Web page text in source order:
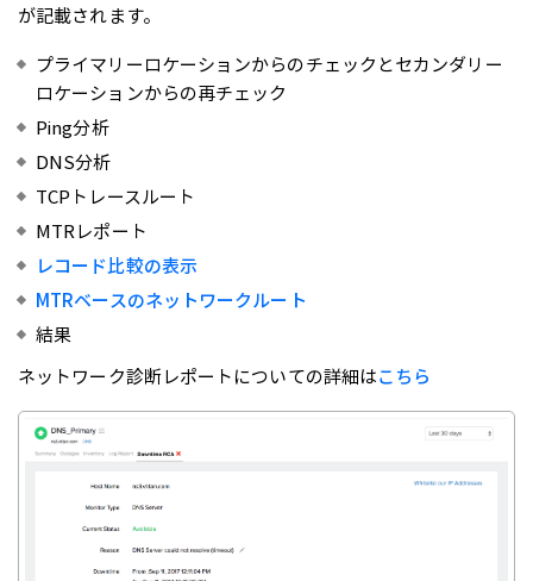
が記載されます。
プライマリーロケーションからのチェックとセカンダリー
ロケーションからの再チェック
Ping分析
DNS分析
TCPトレースルート
MTRレポート
レコード比較の表示
MTRベースのネットワークルート
結果
ネットワーク診断レポートについての詳細はこちら